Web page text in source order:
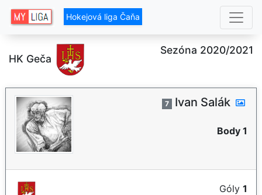
Hokejová liga Čaňa
HK Geča
Sezóna 2020/2021
7 Ivan Salák
Body 1
Góly 1